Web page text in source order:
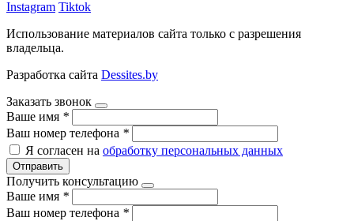
Instagram Tiktok
Использование материалов сайта только с разрешения
владельца.
Разработка сайта Dessites.by
Заказать звонок
Ваше имя *
Ваш номер телефона *
Я согласен на обработку персональных данных
Отправить
Получить консультацию
Ваше имя *
Ваш номер телефона *